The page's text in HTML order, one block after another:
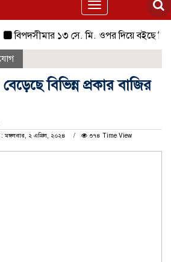
Toggle
navigation
বিপদসীমার ১৩ সে. মি. ওপর দিয়ে বইছে তিস্তার
বিভিন্ন প্রকার বাজির
২ এপ্রিল, ২০২৪
৩৭৪ Time View